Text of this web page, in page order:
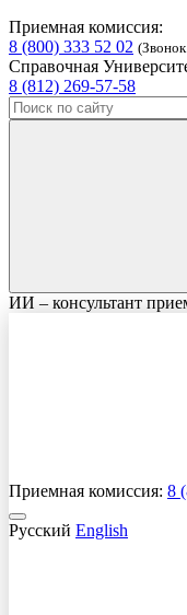
Приемная комиссия:
8 (800) 333 52 02
Справочная
8 (812) 269-57-58
ИИ – консультант
Приемная комиссия: 8
Русский English